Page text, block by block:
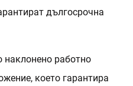
дългосрочна
наклонено работно
което гарантира